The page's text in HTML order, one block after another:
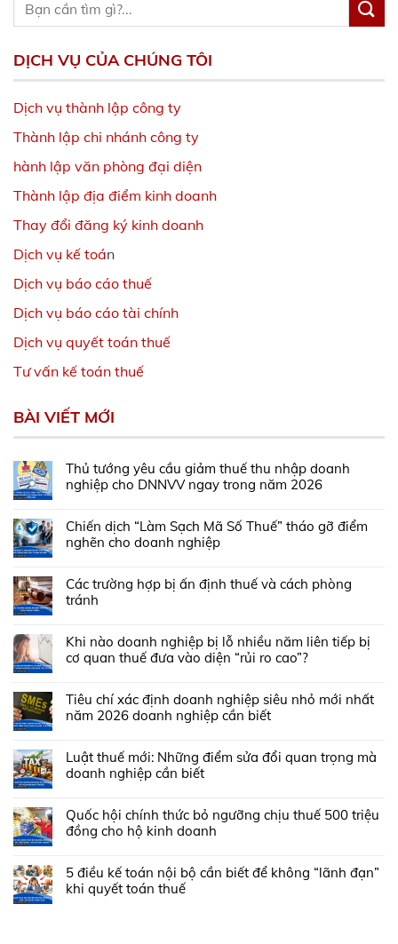
DỊCH VỤ CỦA CHÚNG TÔI
Dịch vụ thành lập công ty
Thành lập chi nhánh công ty
hành lập văn phòng đại diện
Thành lập địa điểm kinh doanh
Thay đổi đăng ký kinh doanh
Dịch vụ kế toán
Dịch vụ báo cáo thuế
Dịch vụ báo cáo tài chính
Dịch vụ quyết toán thuế
Tư vấn kế toán thuế
BÀI VIẾT MỚI
Thủ tướng yêu cầu giảm thuế thu nhập doanh
nghiệp cho DNNVV ngay trong năm 2026
Chiến dịch “Làm Sạch Mã Số Thuế” tháo gỡ điểm
nghẽn cho doanh nghiệp
Các trường hợp bị ấn định thuế và cách phòng
tránh
Khi nào doanh nghiệp bị lỗ nhiều năm liên tiếp bị
cơ quan thuế đưa vào diện “rủi ro cao”?
Tiêu chí xác định doanh nghiệp siêu nhỏ mới nhất
năm 2026 doanh nghiệp cần biết
Luật thuế mới: Những điểm sửa đổi quan trọng mà
doanh nghiệp cần biết
Quốc hội chính thức bỏ ngưỡng chịu thuế 500 triệu
đồng cho hộ kinh doanh
5 điều kế toán nội bộ cần biết để không “lãnh đạn”
khi quyết toán thuế